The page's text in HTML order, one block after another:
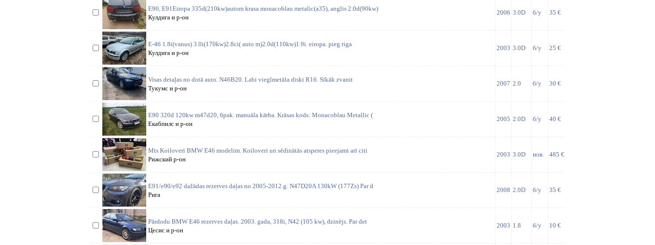
E90, E91Eiropa 335d(210kw)autom krasa monacoblau metalic(a35), anglis 2.0d(90kw)
Кулдига и р-он
2006 3.0D б/у 35 €
E-46 1.8i(vanus) 3.0i(170kw)2.8ci( auto m)2.0d(110kw)1.9i. eiropa. pieg riga
Кулдига и р-он
2003 3.0D б/у 25 €
Visas detaļas no dotā auto. N46B20. Labi vieglmetāla diski R16. Sīkāk zvanit
Тукумс и р-он
2007 2.0 б/у 30 €
E90 320d 120kw m47d20, 6pak. manuāla kārba. Krāsas kods: Monacoblau Metallic (
Екабпилс и р-он
2005 2.0D б/у 40 €
Mts Koiloveri BMW E46 modelim. Koiloveri un sēdinātās atsperes pieejami arī citi
Рижский р-он
2003 3.0D нов. 485 €
E91/e90/e92 dažādas rezerves daļas no 2005-2012.g. N47D20A 130kW (177Zs) Par d
Рига
2008 2.0D б/у 35 €
Pārdodu BMW E46 rezerves daļas. 2003. gada, 318i, N42 (105 kw), dzinējs. Par det
Цесис и р-он
2003 1.8 б/у 10 €